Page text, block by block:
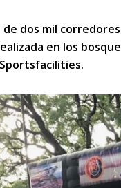
de dos mil
en los